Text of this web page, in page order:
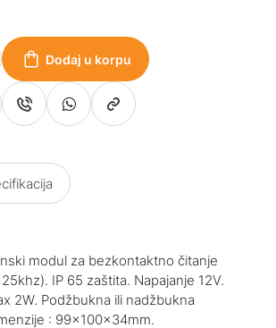
Dodaj u korpu
modul za bezkontaktno čitanje
IP 65 zaštita. Napajanje 12V.
2W. Podžbukna ili nadžbukna
: 99x100x34mm.